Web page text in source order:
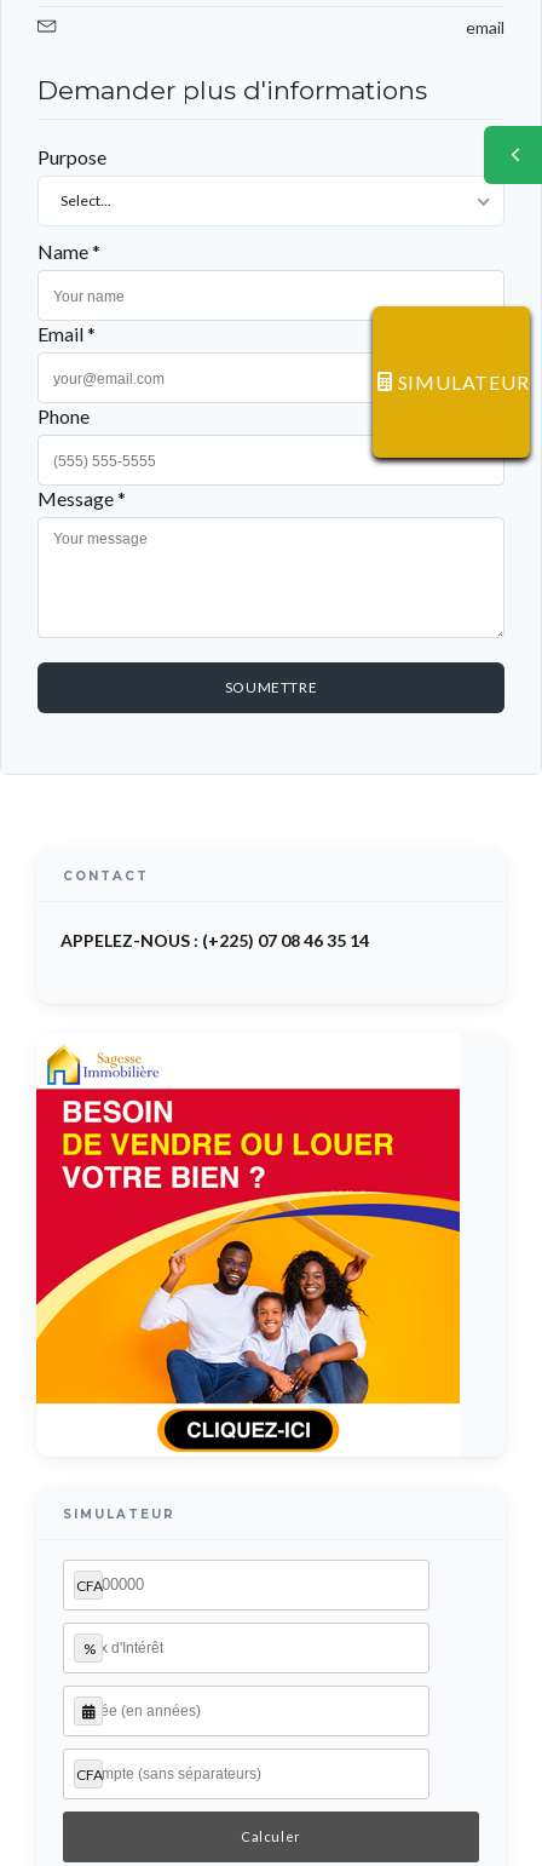
email
Demander plus d'informations
Purpose
Select...
Name *
Email *
Phone
Message *
SOUMETTRE
CONTACT
APPELEZ-NOUS : (+225) 07 08 46 35 14
SIMULATEUR
CFA
%
CFA
SIMULATEUR